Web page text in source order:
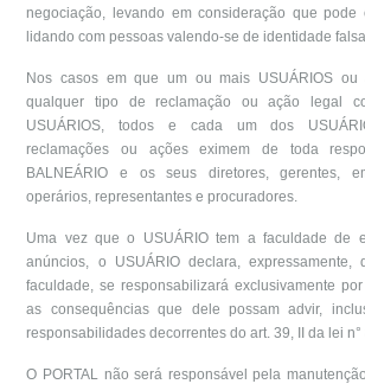
negociação, levando em consideração que pode
lidando com pessoas valendo-se de identidade
Nos casos em que um ou mais USUÁRIOS ou
qualquer tipo de reclamação ou ação legal
USUÁRIOS, todos e cada um dos
reclamações ou ações eximem de toda
BALNEÁRIO e os seus diretores, gerentes,
operários, representantes e procuradores.
Uma vez que o USUÁRIO tem a faculdade de
anúncios, o USUÁRIO declara, expressamente,
faculdade, se responsabilizará exclusivamente
as consequências que dele possam advir,
responsabilidades decorrentes do art. 39, II da lei
O PORTAL não será responsável pela